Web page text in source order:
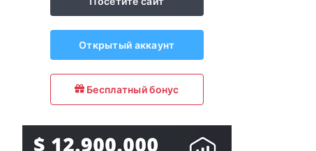
Открытый аккаунт
Бесплатный бонус